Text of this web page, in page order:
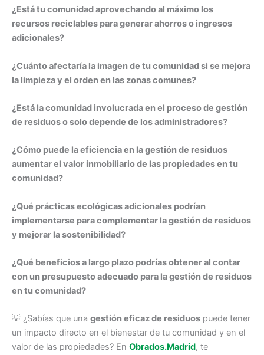
¿Está tu comunidad aprovechando al máximo los
recursos reciclables para generar ahorros o ingresos
adicionales?
¿Cuánto afectaría la imagen de tu comunidad si se mejora
la limpieza y el orden en las zonas comunes?
¿Está la comunidad involucrada en el proceso de gestión
de residuos o solo depende de los administradores?
¿Cómo puede la eficiencia en la gestión de residuos
aumentar el valor inmobiliario de las propiedades en tu
comunidad?
¿Qué prácticas ecológicas adicionales podrían
implementarse para complementar la gestión de residuos
y mejorar la sostenibilidad?
¿Qué beneficios a largo plazo podrías obtener al contar
con un presupuesto adecuado para la gestión de residuos
en tu comunidad?
💡 ¿Sabías que una gestión eficaz de residuos puede tener
un impacto directo en el bienestar de tu comunidad y en el
valor de las propiedades? En Obrados.Madrid, te